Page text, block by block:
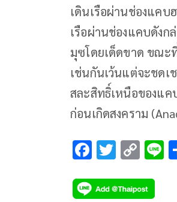
เดินเรือผ่านช่องแค
เรือผ่านช่องแคบดังก
มุซโดยเด็ดขาด ขณะ
เช่นกันเว้นแต่จะชดเ
สละสิทธิ์เหนือของแค
ก่อนเกิดสงคราม
F
e
T
tt
C
p